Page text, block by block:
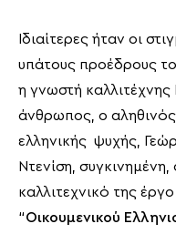
Ιδιαίτερες ήταν οι
υπάτους προέδρους
η γνωστή καλλιτέχνης
άνθρωπος, ο
ελληνικής ψυχής,
Ντενίση,
καλλιτεχνικό της
“Οικουμενικού